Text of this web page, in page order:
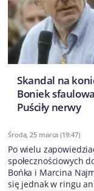
Skandal na
Boniek
Puściły nerwy
Środa, 25 marca (19:47)
Po wielu
społecznościowych
Bońka i Marcina
się jednak w ringu